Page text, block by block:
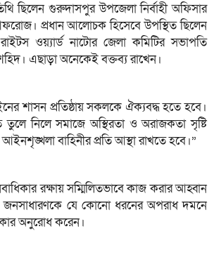
ছিলেন গুরুদাসপুর উপজেলা নির্বাহী অফিসার
প্রধান আলোচক হিসেবে উপস্থিত ছিলেন
রাইটস ওয়্যার্ড নাটোর জেলা কমিটির সভাপতি
এছাড়া অনেকেই বক্তব্য রাখেন।
শাসন প্রতিষ্ঠায় সকলকে ঐক্যবদ্ধ হতে হবে।
নিলে সমাজে অস্থিরতা ও অরাজকতা সৃষ্টি
বাহিনীর প্রতি আস্থা রাখতে হবে।”
রক্ষায় সম্মিলিতভাবে কাজ করার আহ্বান
জনসাধারণকে যে কোনো ধরনের অপরাধ দমনে
অনুরোধ করেন।